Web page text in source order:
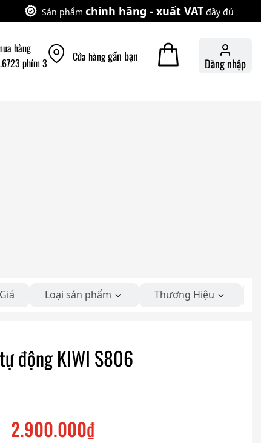
Sản phẩm chính hãng - xuất VAT đầy đủ
hàng
phím 3
Cửa hànggần bạn Đăng nhập
Giá Loại sản phẩm Thương Hiệu
động KIWI S806
2.900.000₫